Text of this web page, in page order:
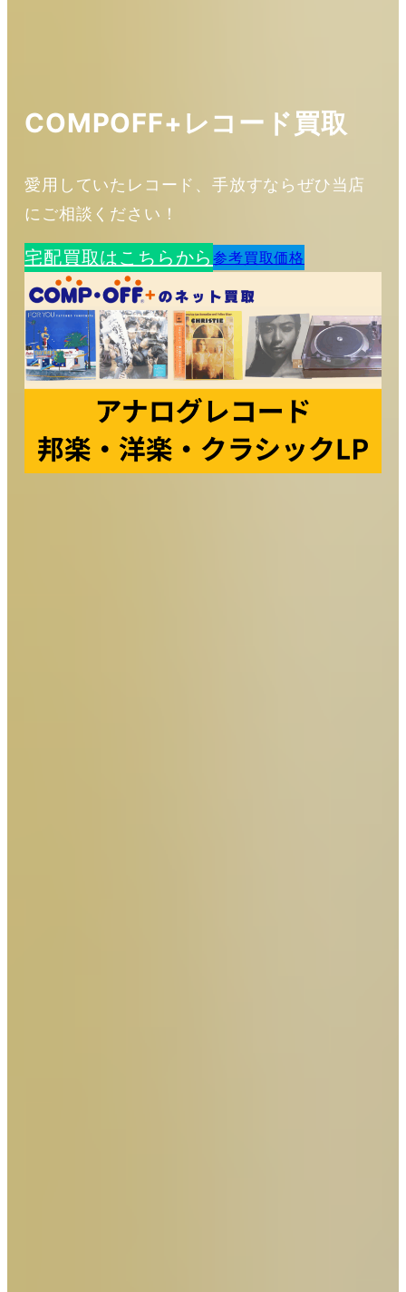
COMPOFF+レコード買取
愛用していたレコード、手放すならぜひ当店
にご相談ください！
宅配買取はこちらから参考買取価格